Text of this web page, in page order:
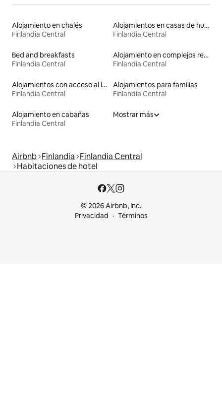
Alojamiento en chalés
Finlandia Central
Alojamientos en casas de huéspedes
Finlandia Central
Bed and breakfasts
Finlandia Central
Alojamiento en complejos residenciales
Finlandia Central
Alojamientos con acceso al lago
Finlandia Central
Alojamientos para familias
Finlandia Central
Alojamiento en cabañas
Finlandia Central
Mostrar más
Airbnb Finlandia Finlandia Central
Habitaciones de hotel
© 2026 Airbnb, Inc.
Privacidad
Términos